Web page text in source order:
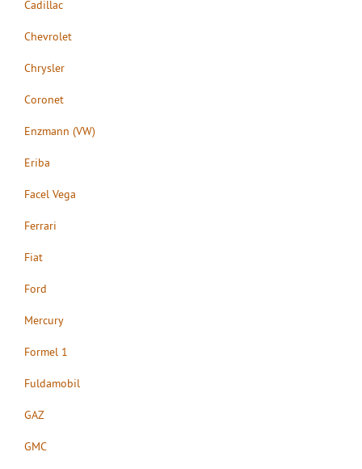
Cadillac
Chevrolet
Chrysler
Coronet
Enzmann (VW)
Eriba
Facel Vega
Ferrari
Fiat
Ford
Mercury
Formel 1
Fuldamobil
GAZ
GMC